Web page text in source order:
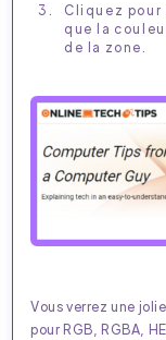
Cliquez
que la
de la zone.
Vous verrez une
pour RGB, RGBA,